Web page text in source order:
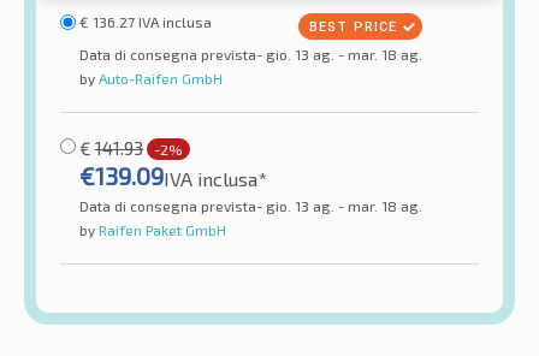
€ 136.27 IVA inclusa
Data di consegna prevista- gio. 13 ag. - mar. 18 ag.
by Auto-Raifen GmbH
€ 141.93 -2%
€139.09IVA inclusa*
Data di consegna prevista- gio. 13 ag. - mar. 18 ag.
by Raifen Paket GmbH